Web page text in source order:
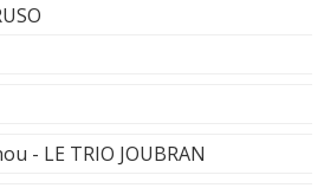
- LE TRIO JOUBRAN